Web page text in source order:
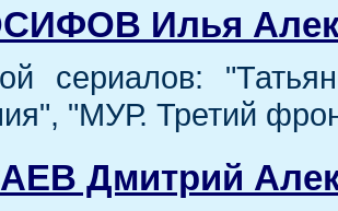
Илья
сериалов:
"МУР. Третий
Дмитрий